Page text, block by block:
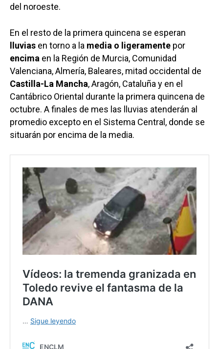
del noroeste.
En el resto de la primera quincena se esperan
lluvias en torno a la media o ligeramente por
encima en la Región de Murcia, Comunidad
Valenciana, Almería, Baleares, mitad occidental de
Castilla-La Mancha, Aragón, Cataluña y en el
Cantábrico Oriental durante la primera quincena de
octubre. A finales de mes las lluvias atenderán al
promedio excepto en el Sistema Central, donde se
situarán por encima de la media.